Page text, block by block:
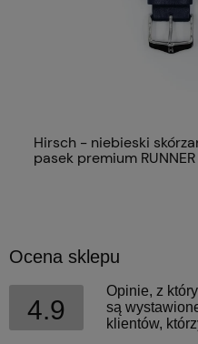
Hirsch - niebieski
pasek premium RUNNER
Ocena sklepu
4.9
Opinie, z
są
klientów,